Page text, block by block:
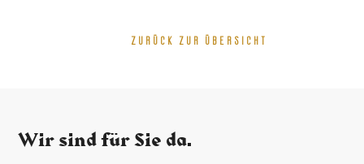
ZURÜCK ZUR ÜBERSICHT
Wir sind für Sie da.